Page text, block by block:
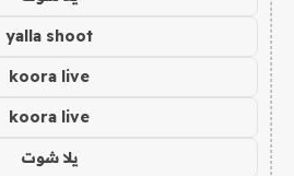
yalla shoot
koora live
koora live
يلا شوت